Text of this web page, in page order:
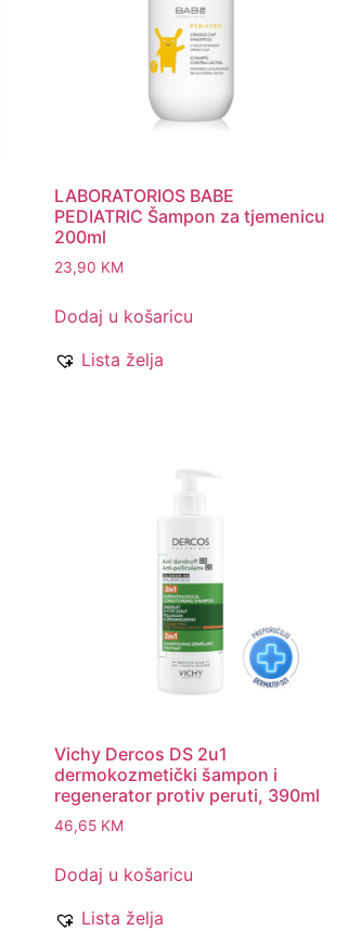
LABORATORIOS BABE
PEDIATRIC Šampon za tjemenicu
200ml
23,90 KM
Dodaj u košaricu
Lista želja
Vichy Dercos DS 2u1
dermokozmetički šampon i
regenerator protiv peruti, 390ml
46,65 KM
Dodaj u košaricu
Lista želja